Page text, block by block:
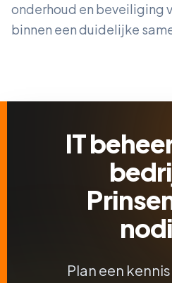
onderhoud en beveiliging
binnen een duidelijke
IT
Plan een